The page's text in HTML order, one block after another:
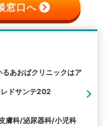
窓口へ
あおばクリニックはア
ドサンテ202
膚科/泌尿器科/小児科